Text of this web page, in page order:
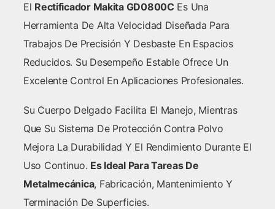
El Rectificador Makita GD0800C Es Una
Herramienta De Alta Velocidad Diseñada Para
Trabajos De Precisión Y Desbaste En Espacios
Reducidos. Su Desempeño Estable Ofrece Un
Excelente Control En Aplicaciones Profesionales.
Su Cuerpo Delgado Facilita El Manejo, Mientras
Que Su Sistema De Protección Contra Polvo
Mejora La Durabilidad Y El Rendimiento Durante El
Uso Continuo. Es Ideal Para Tareas De
Metalmecánica, Fabricación, Mantenimiento Y
Terminación De Superficies.